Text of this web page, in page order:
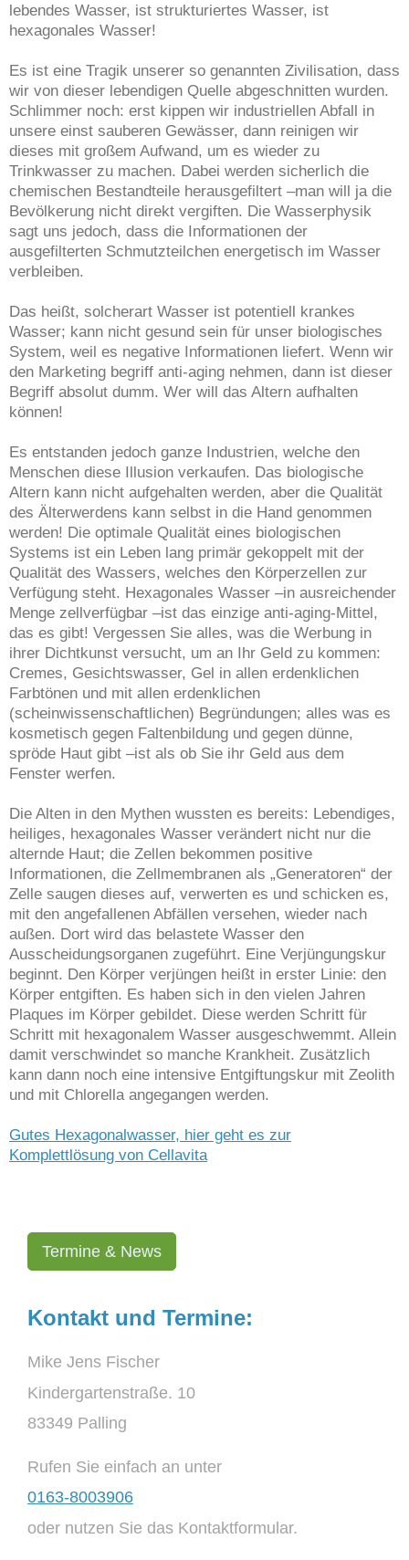
lebendes Wasser, ist strukturiertes Wasser, ist
hexagonales Wasser!
Es ist eine Tragik unserer so genannten Zivilisation, dass
wir von dieser lebendigen Quelle abgeschnitten wurden.
Schlimmer noch: erst kippen wir industriellen Abfall in
unsere einst sauberen Gewässer, dann reinigen wir
dieses mit großem Aufwand, um es wieder zu
Trinkwasser zu machen. Dabei werden sicherlich die
chemischen Bestandteile herausgefiltert –man will ja die
Bevölkerung nicht direkt vergiften. Die Wasserphysik
sagt uns jedoch, dass die Informationen der
ausgefilterten Schmutzteilchen energetisch im Wasser
verbleiben.
Das heißt, solcherart Wasser ist potentiell krankes
Wasser; kann nicht gesund sein für unser biologisches
System, weil es negative Informationen liefert. Wenn wir
den Marketing begriff anti-aging nehmen, dann ist dieser
Begriff absolut dumm. Wer will das Altern aufhalten
können!
Es entstanden jedoch ganze Industrien, welche den
Menschen diese Illusion verkaufen. Das biologische
Altern kann nicht aufgehalten werden, aber die Qualität
des Älterwerdens kann selbst in die Hand genommen
werden! Die optimale Qualität eines biologischen
Systems ist ein Leben lang primär gekoppelt mit der
Qualität des Wassers, welches den Körperzellen zur
Verfügung steht. Hexagonales Wasser –in ausreichender
Menge zellverfügbar –ist das einzige anti-aging-Mittel,
das es gibt! Vergessen Sie alles, was die Werbung in
ihrer Dichtkunst versucht, um an Ihr Geld zu kommen:
Cremes, Gesichtswasser, Gel in allen erdenklichen
Farbtönen und mit allen erdenklichen
(scheinwissenschaftlichen) Begründungen; alles was es
kosmetisch gegen Faltenbildung und gegen dünne,
spröde Haut gibt –ist als ob Sie ihr Geld aus dem
Fenster werfen.
Die Alten in den Mythen wussten es bereits: Lebendiges,
heiliges, hexagonales Wasser verändert nicht nur die
alternde Haut; die Zellen bekommen positive
Informationen, die Zellmembranen als „Generatoren“ der
Zelle saugen dieses auf, verwerten es und schicken es,
mit den angefallenen Abfällen versehen, wieder nach
außen. Dort wird das belastete Wasser den
Ausscheidungsorganen zugeführt. Eine Verjüngungskur
beginnt. Den Körper verjüngen heißt in erster Linie: den
Körper entgiften. Es haben sich in den vielen Jahren
Plaques im Körper gebildet. Diese werden Schritt für
Schritt mit hexagonalem Wasser ausgeschwemmt. Allein
damit verschwindet so manche Krankheit. Zusätzlich
kann dann noch eine intensive Entgiftungskur mit Zeolith
und mit Chlorella angegangen werden.
Gutes Hexagonalwasser, hier geht es zur
Komplettlösung von Cellavita
Termine & News
Kontakt und Termine:
Mike Jens Fischer
Kindergartenstraße. 10
83349 Palling
Rufen Sie einfach an unter
0163-8003906
oder nutzen Sie das Kontaktformular.